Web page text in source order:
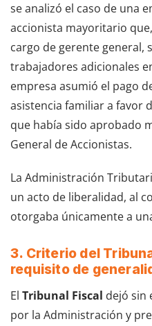
se analizó el caso de una
accionista mayoritario
cargo de gerente general,
trabajadores adicionales
empresa asumió el pago
asistencia familiar a favor
que había sido aprobado
General de Accionistas.
La Administración
un acto de liberalidad, al
otorgaba únicamente a
3. Criterio del
requisito de
El Tribunal Fiscal dejó sin
por la Administración y